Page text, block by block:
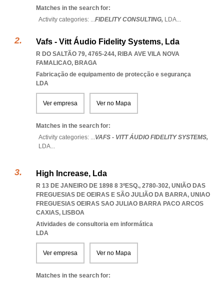
Matches in the search for:
Activity categories: ...FIDELITY CONSULTING, LDA...
Vafs - Vitt Áudio Fidelity Systems, Lda
R DO SALTÃO 79, 4765-244, RIBA AVE VILA NOVA
FAMALICAO, BRAGA
Fabricação de equipamento de protecção e segurança
LDA
Ver empresa Ver no Mapa
Matches in the search for:
Activity categories: ...VAFS - VITT ÁUDIO FIDELITY SYSTEMS,
LDA...
High Increase, Lda
R 13 DE JANEIRO DE 1898 8 3ºESQ., 2780-302, UNIÃO DAS
FREGUESIAS DE OEIRAS E SÃO JULIÃO DA BARRA, UNIAO
FREGUESIAS OEIRAS SAO JULIAO BARRA PACO ARCOS
CAXIAS, LISBOA
Atividades de consultoria em informática
LDA
Ver empresa Ver no Mapa
Matches in the search for: